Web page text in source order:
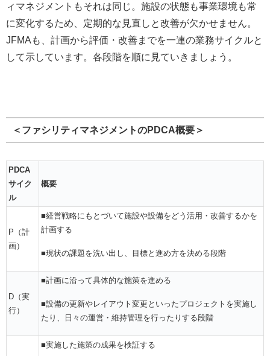
ィマネジメントもそれは同じ。施設の状態も事業環境も常
に変化するため、定期的な見直しと改善が欠かせません。
JFMAも、計画から評価・改善までを一連の業務サイクルと
して示しています。各段階を順に見ていきましょう。
＜ファシリティマネジメントのPDCA概要＞
PDCA
サイク
ル
概要
P（計
画）
■経営戦略にもとづいて施設や設備をどう活用・改善するかを
計画する
■現状の課題を洗い出し、目標と進め方を決める段階
D（実
行）
■計画に沿って具体的な施策を進める
■設備の更新やレイアウト変更といったプロジェクトを実施し
たり、日々の運営・維持管理を行ったりする段階
■実施した施策の成果を検証する